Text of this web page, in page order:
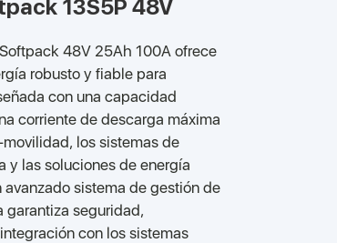
13S5P 48V
48V 25Ah 100A ofrece
robusto y fiable para
con una capacidad
corriente de descarga máxima
los sistemas de
y las soluciones de energía
sistema de gestión de
garantiza seguridad,
con los sistemas